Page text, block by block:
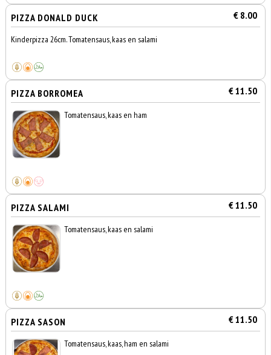
PIZZA DONALD DUCK € 8.00
Kinderpizza 26cm. Tomatensaus, kaas en salami
PIZZA BORROMEA € 11.50
Tomatensaus, kaas en ham
PIZZA SALAMI € 11.50
Tomatensaus, kaas en salami
PIZZA SASON € 11.50
Tomatensaus, kaas, ham en salami